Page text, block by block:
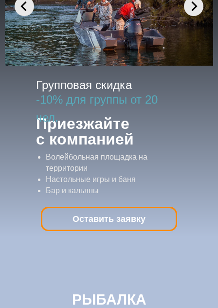
Приезжайте
с компанией
Волейбольная площадка на
территории
Настольные игры и баня
Бар и кальяны
Групповая скидка
Оставить заявку
-10% для группы от 20
чел.
РЫБАЛКА